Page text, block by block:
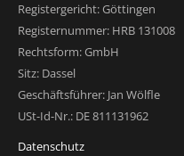
Registergericht: Göttingen
Registernummer: HRB 131008
Rechtsform: GmbH
Sitz: Dassel
Geschäftsführer: Jan Wölfle
USt-Id-Nr.: DE 811131962
Datenschutz